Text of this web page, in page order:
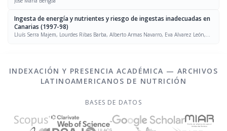
Ingesta de energía y nutrientes y riesgo de ingestas inadecuadas en
Canarias (1997-98)
Lluís Serra Majem, Lourdes Ribas Barba, Alberto Armas Navarro, Eva Alvarez León,
INDEXACIÓN Y PRESENCIA ACADÉMICA — ARCHIVOS
LATINOAMERICANOS DE NUTRICIÓN
BASES DE DATOS